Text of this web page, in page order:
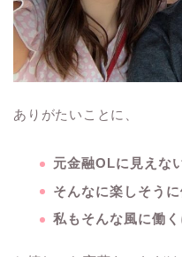
ありがたいことに、
元金融OLに見えな
そんなに楽しそう
私もそんな風に働